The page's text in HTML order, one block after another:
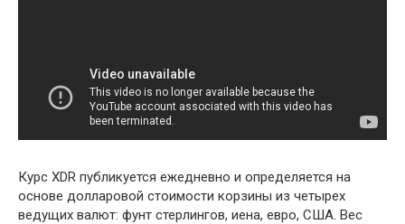
Курс XDR публикуется ежедневно и определяется на
основе долларовой стоимости корзины из четырех
ведущих валют: фунт стерлингов, иена, евро, США. Вес